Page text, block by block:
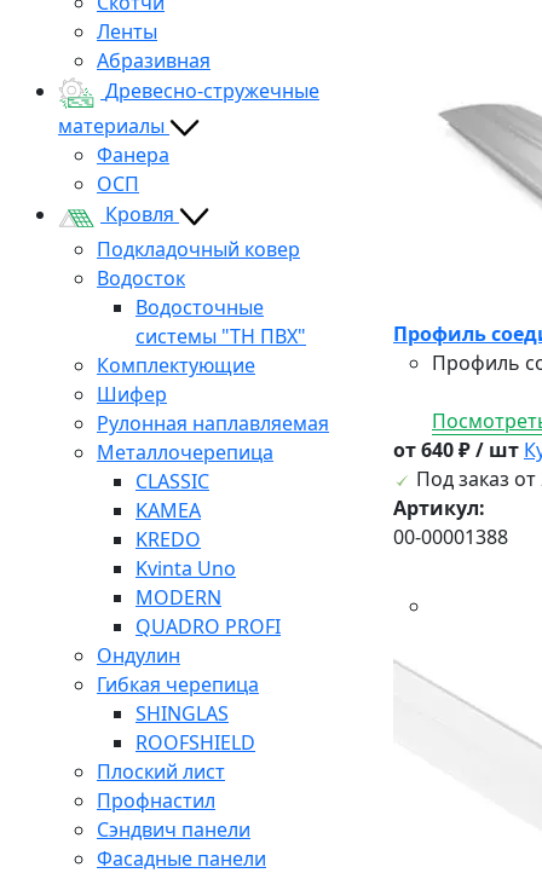
Ленты
Абразивная
Древесно-стружечные
материалы
Фанера
ОСП
Кровля
Подкладочный ковер
Водосток
Водосточные
системы "ТН ПВХ"
Комплектующие
Шифер
Рулонная наплавляемая
Металлочерепица
CLASSIC
KAMEA
KREDO
Kvinta Uno
MODERN
QUADRO PROFI
Ондулин
Гибкая черепица
SHINGLAS
ROOFSHIELD
Плоский лист
Профнастил
Сэндвич панели
Фасадные панели
Профиль
Профиль
от 640 ₽ / шт
Под заказ от
Артикул:
00-00001388